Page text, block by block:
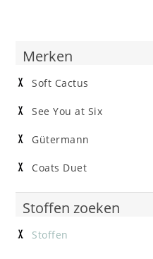
Merken
Soft Cactus
See You at Six
Gütermann
Coats Duet
Stoffen zoeken
Stoffen